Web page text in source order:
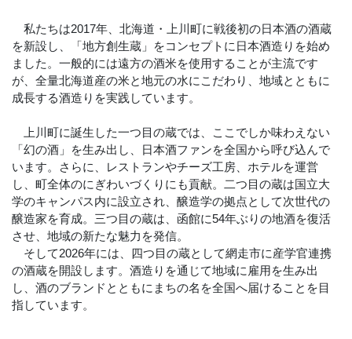
私たちは2017年、北海道・上川町に戦後初の日本酒の酒蔵
を新設し、「地方創生蔵」をコンセプトに日本酒造りを始め
ました。一般的には遠方の酒米を使用することが主流です
が、全量北海道産の米と地元の水にこだわり、地域とともに
成長する酒造りを実践しています。
上川町に誕生した一つ目の蔵では、ここでしか味わえない
「幻の酒」を生み出し、日本酒ファンを全国から呼び込んで
います。さらに、レストランやチーズ工房、ホテルを運営
し、町全体のにぎわいづくりにも貢献。二つ目の蔵は国立大
学のキャンパス内に設立され、醸造学の拠点として次世代の
醸造家を育成。三つ目の蔵は、函館に54年ぶりの地酒を復活
させ、地域の新たな魅力を発信。
そして2026年には、四つ目の蔵として網走市に産学官連携
の酒蔵を開設します。酒造りを通じて地域に雇用を生み出
し、酒のブランドとともにまちの名を全国へ届けることを目
指しています。